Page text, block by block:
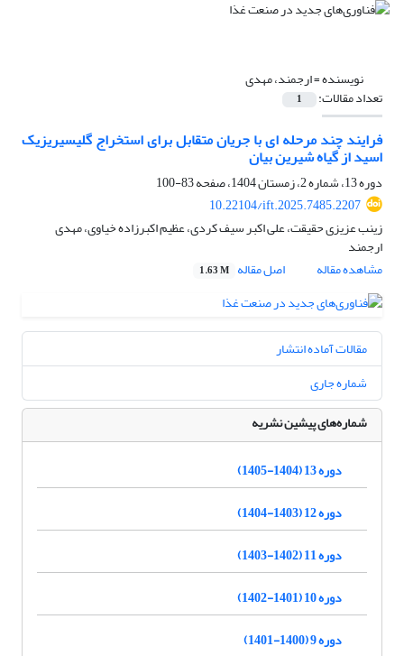
نویسنده =ارجمند، مهدی
تعداد مقالات: 1
فرایند چند مرحله اى با جریان متقابل براى استخراج گلیسیریزیک
اسید از گیاه شیرین بیان
دوره 13، شماره 2، زمستان 1404، صفحه
83-100
10.22104/ift.2025.7485.2207
زینب عزیزی حقیقت، علی اکبر سیف کردی، عظیم اکبرزاده خیاوی، مهدی
ارجمند
مشاهده مقاله
اصل مقاله 1.63 M
مقالات آماده انتشار
شماره جاری
شماره‌های پیشین نشریه
دوره 13 (1404-1405)
دوره 12 (1403-1404)
دوره 11 (1402-1403)
دوره 10 (1401-1402)
دوره 9 (1400-1401)